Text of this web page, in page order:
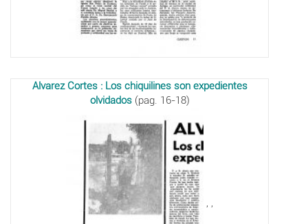
Alvarez Cortes : Los chiquilines son expedientes
olvidados(pag. 16-18)
, ,